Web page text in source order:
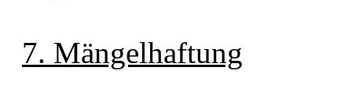
7. Mängelhaftung